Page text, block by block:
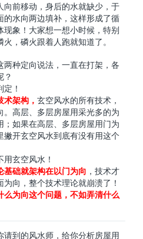
向前移动，身后的水就缺少，于
的水向两边填补，这样形成了循
象！大家想一想小时候，特别
，磷火跟着人跑就知道了。
两种定向说法，一直在打架，各
？
！
架构， 玄空风水的所有技术，
高层、多层房屋用采光多的为
；如果在高层、多层房屋用门为
撇开玄空风水到底有没有用这个
玄空风水！
基础就架构在以门为向 ，技术才
向，整个技术理论就崩溃了！
么为向这个问题，不如弄清什么
请到的风水师，给你分析房屋用